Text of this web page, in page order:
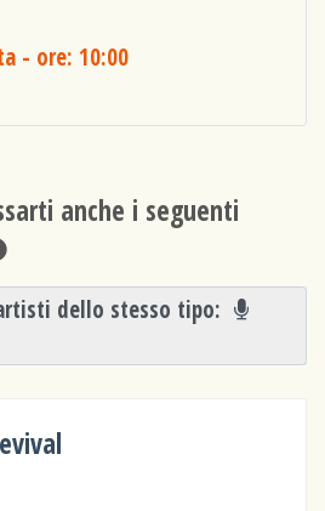
- ore: 10:00
anche i seguenti
dello stesso tipo: